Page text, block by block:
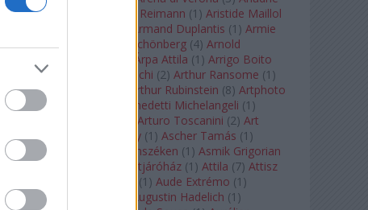
auf Naxos
Aribert Reimann (1 ) Aristide Maillol
Armand Duplantis (1 ) Armie
Hammer
Arnold Schönberg (4) Arnold
Árpa Attila (1 ) Arrigo Boito
) Artemisia Gentileschi (2) Arthur Ransome (1 )
Arthur Rimbaud
Arthur Rubinstein (8) Artphoto
Galéria
Arturo Benedetti Michelangeli (1 )
Arturo Toscanini (2) Art
Garfunkel
Art Shay (1 ) Ascher Tamás (1 )
Ascher Tamás Háromszéken (1 ) Asmik Grigorian
(2) Átjáróház (1 ) Attila (7) Attisz
(1 ) Aude Extrémo (1 )
Audrey Hepburn
Augustin Hadelich (1 )